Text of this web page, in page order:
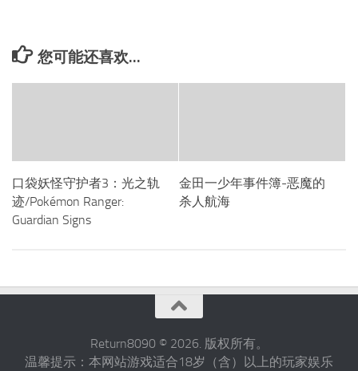
您可能还喜欢...
口袋妖怪守护者3：光之轨
迹/Pokémon Ranger:
Guardian Signs
金田一少年事件簿-恶魔的
杀人航海
Return8090 © 2026. 版权所有。
温馨提示：本网站游戏适合18岁（含）以上的玩家娱乐